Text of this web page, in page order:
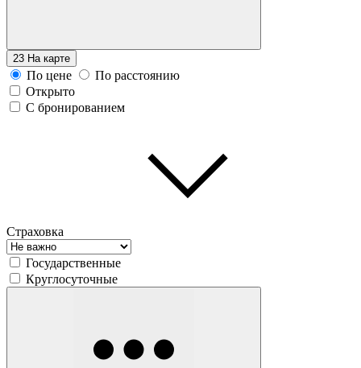
23 На карте
По цене
По расстоянию
Открыто
С бронированием
Страховка
Государственные
Круглосуточные